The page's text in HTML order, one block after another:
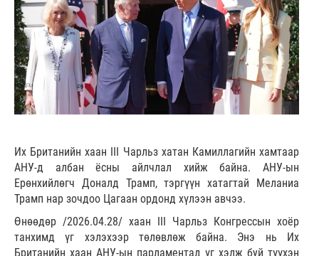
Их Британийн хаан III Чарльз хатан Камиллагийн хамтаар
АНУ-д албан ёсны айлчлал хийж байна. АНУ-ын
Ерөнхийлөгч Доналд Трамп, тэргүүн хатагтай Меланиа
Трамп нар зочдоо Цагаан ордонд хүлээн авчээ.
Өнөөдөр /2026.04.28/ хаан III Чарльз Конгрессын хоёр
танхимд үг хэлэхээр төлөвлөж байна. Энэ нь Их
Британийн хаан АНУ-ын парламентад үг хэлж буй түүхэн